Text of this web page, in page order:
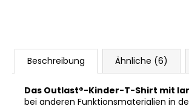
Beschreibung Ähnliche (6)
Das Outlast®-Kinder-T-Shirt mit
bei anderen Funktionsmaterialien in